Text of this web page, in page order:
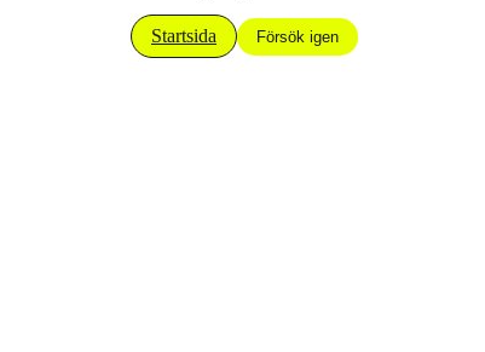
Startsida Försök igen